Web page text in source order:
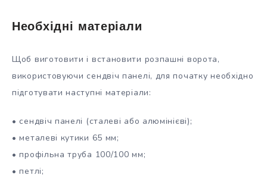
Необхідні матеріали
Щоб виготовити і встановити розпашні ворота,
використовуючи сендвіч панелі, для початку необхідно
підготувати наступні матеріали:
• сендвіч панелі (сталеві або алюмінієві);
• металеві кутики 65 мм;
• профільна труба 100/100 мм;
• петлі;